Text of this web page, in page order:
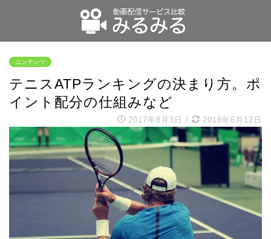
コンテンツ
テニスATPランキングの決まり方。ポ
イント配分の仕組みなど
2017年8月3日 / 2018年6月12日